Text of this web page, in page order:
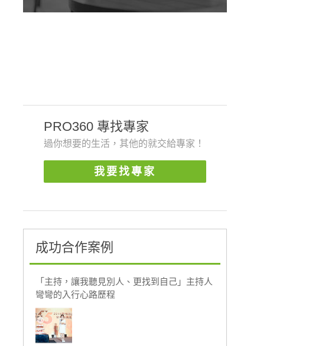
PRO360 專找專家
過你想要的生活，其他的就交給專家！
我要找專家
成功合作案例
「主持，讓我聽見別人、更找到自己」主持人
彎彎的入行心路歷程